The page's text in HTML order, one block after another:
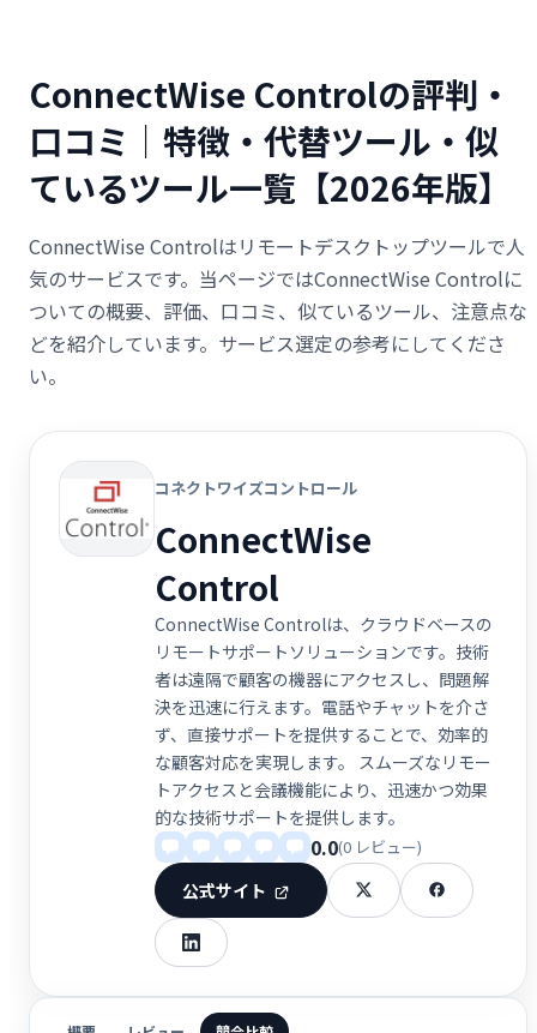
ConnectWise Controlの評判・
口コミ｜特徴・代替ツール・似
ているツール一覧【2026年版】
ConnectWise Controlはリモートデスクトップツールで人
気のサービスです。当ページではConnectWise Controlに
ついての概要、評価、口コミ、似ているツール、注意点な
どを紹介しています。サービス選定の参考にしてくださ
い。
コネクトワイズコントロール
ConnectWise
Control
ConnectWise Controlは、クラウドベースの
リモートサポートソリューションです。技術
者は遠隔で顧客の機器にアクセスし、問題解
決を迅速に行えます。電話やチャットを介さ
ず、直接サポートを提供することで、効率的
な顧客対応を実現します。 スムーズなリモー
トアクセスと会議機能により、迅速かつ効果
的な技術サポートを提供します。
0.0(0 レビュー)
公式サイト